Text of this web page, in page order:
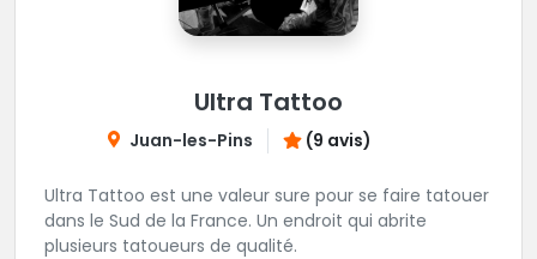
Ultra Tattoo
Juan-les-Pins (9 avis)
Ultra Tattoo est une valeur sure pour se faire tatouer
dans le Sud de la France. Un endroit qui abrite
plusieurs tatoueurs de qualité.